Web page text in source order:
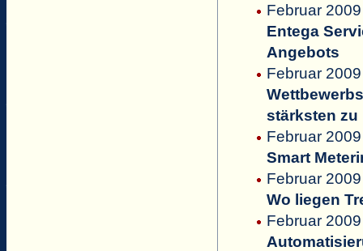
Februar
Entega
Angebots
Februar
stärksten zu
Februar
Smart
Februar
Wo liegen
Februar